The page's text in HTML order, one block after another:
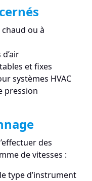
ou à
et fixes
systèmes HVAC
pression
des
de vitesses :
type d’instrument